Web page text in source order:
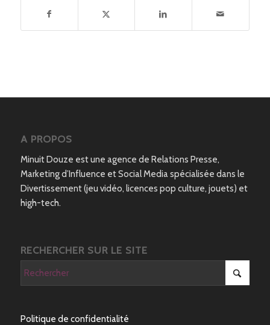
A PROPOS
Minuit Douze est une agence de Relations Presse,
Marketing d’Influence et Social Media spécialisée dans le
Divertissement (jeu vidéo, licences pop culture, jouets) et
high-tech.
RECHERCHER SUR LE SITE
Politique de confidentialité